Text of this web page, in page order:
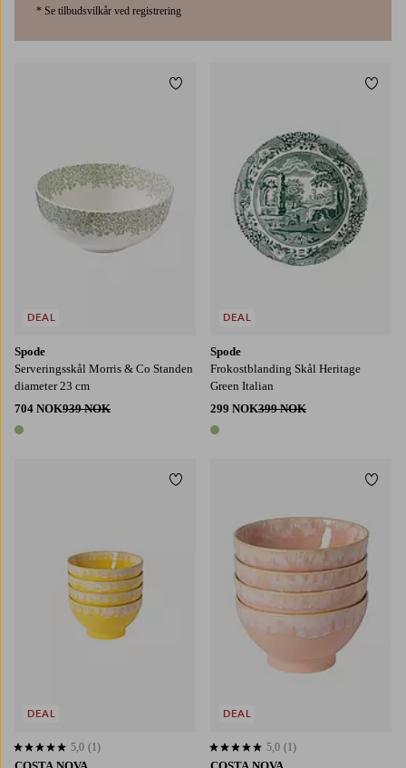
* Se tilbudsvilkår ved registrering
Spode
Serveringsskål Morris & Co Standen
diameter 23 cm
704 NOK939 NOK
1 farge
DEAL
Legg til favoritter
Spode
Frokostblanding Skål Heritage
Green Italian
299 NOK399 NOK
1 farge
DEAL
5,0 basert på 1 karaktergivninger
5,0 (1)
DEAL
Legg til favoritter
5,0 basert på 1 karaktergivninger
5,0 (1)
DEAL